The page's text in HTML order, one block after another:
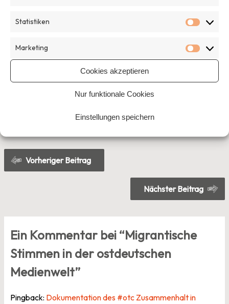
Statistiken
Marketing
Cookies akzeptieren
Nur funktionale Cookies
Einstellungen speichern
ProjektDiversify Deutschlandstiftung Integrationund
3. Juni 2024vonHannah Vongries
Beitragsnavigation
Vorheriger Beitrag
Nächster Beitrag
Ein Kommentar bei “Migrantische
Stimmen in der ostdeutschen
Medienwelt”
Pingback: Dokumentation des #otc Zusammenhalt in